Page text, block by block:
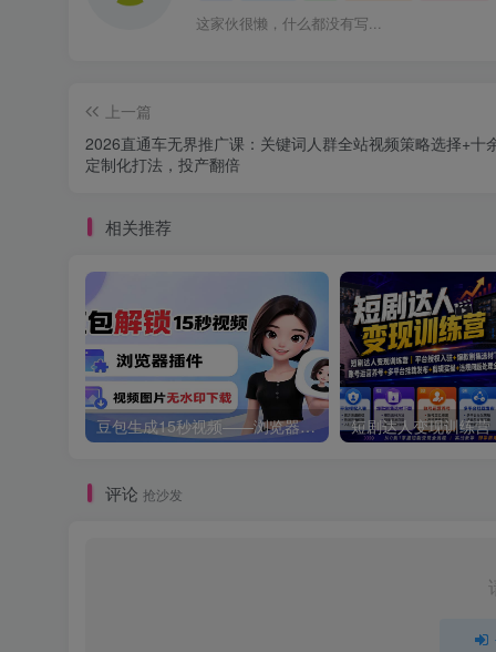
这家伙很懒，什么都没有写...
上一篇
2026直通车无界推广课：关键词人群全站视频策略选择+十
定制化打法，投产翻倍
相关推荐
豆包生成15秒视频——浏览器插件：豆包/Dola 视频图片无水印下载 + 解锁15秒视频生成
评论 抢沙发